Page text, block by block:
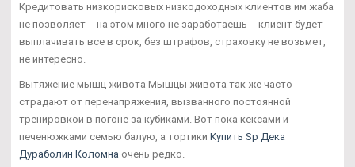
Кредитовать низкорисковых низкодоходных клиентов им жаба
не позволяет -- на этом много не заработаешь -- клиент будет
выплачивать все в срок, без штрафов, страховку не возьмет,
не интересно.
Вытяжение мышц живота Мышцы живота так же часто
страдают от перенапряжения, вызванного постоянной
тренировкой в погоне за кубиками. Вот пока кексами и
печенюжками семью балую, а тортики Купить Sp Дека
Дураболин Коломна очень редко.